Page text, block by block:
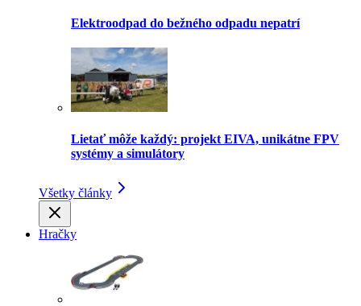
Elektroodpad do bežného odpadu nepatrí
Lietať môže každý: projekt EIVA, unikátne FPV
systémy a simulátory
Všetky články
Hračky